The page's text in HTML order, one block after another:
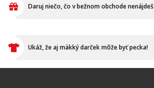
Daruj niečo, čo v bežnom obchode nenájdeš
Ukáž, že aj mäkký darček môže byť pecka!